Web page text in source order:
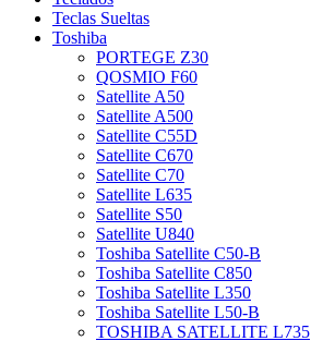
Teclas Sueltas
Toshiba
PORTEGE Z30
QOSMIO F60
Satellite A50
Satellite A500
Satellite C55D
Satellite C670
Satellite C70
Satellite L635
Satellite S50
Satellite U840
Toshiba Satellite C50-B
Toshiba Satellite C850
Toshiba Satellite L350
Toshiba Satellite L50-B
TOSHIBA SATELLITE L735